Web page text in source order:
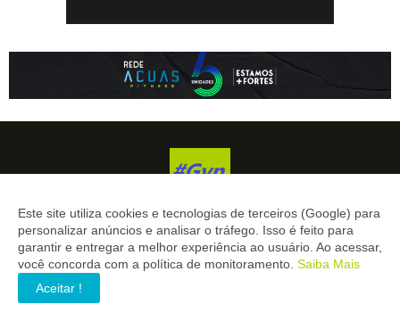
GOIÂNIA EM PAUTA.
Notícias dAa capital de todos os goinos. Informação precisa para
Este site utiliza cookies e tecnologias de terceiros (Google) para
personalizar anúncios e analisar o tráfego. Isso é feito para
garantir e entregar a melhor experiência ao usuário. Ao acessar,
você concorda com a política de monitoramento. Saiba Mais
Aceitar !